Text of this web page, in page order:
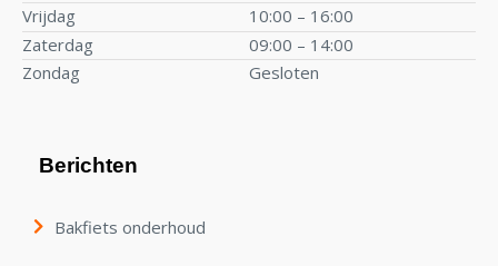
Vrijdag
10:00 – 16:00
Zaterdag
09:00 – 14:00
Zondag
Gesloten
Berichten
Bakfiets onderhoud